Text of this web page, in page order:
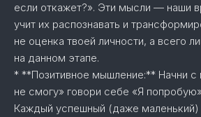
если откажет?». Эти мысли — наши
учит их распознавать и
не оценка твоей личности, а всего
на данном этапе.
* **Позитивное мышление:** Начни с
не смогу» говори себе «Я
Каждый успешный (даже маленький)